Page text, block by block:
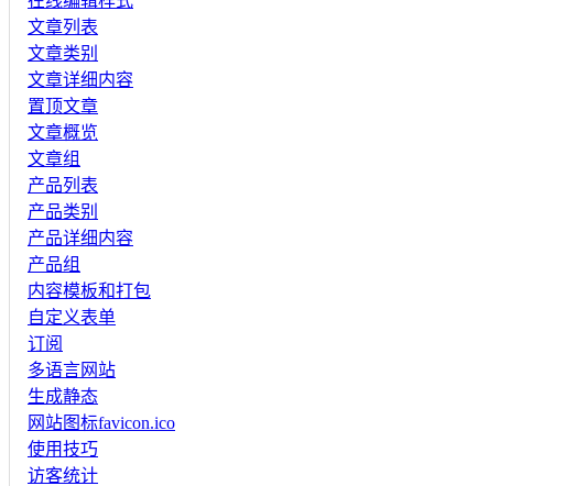
文章列表
文章类别
文章详细内容
置顶文章
文章概览
文章组
产品列表
产品类别
产品详细内容
产品组
内容模板和打包
自定义表单
订阅
多语言网站
生成静态
网站图标favicon.ico
使用技巧
访客统计